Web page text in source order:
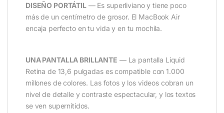
DISEÑO PORTÁTIL— Es superliviano y tiene poco
más de un centímetro de grosor. El MacBook Air
encaja perfecto en tu vida y en tu mochila.
UNA PANTALLA BRILLANTE — La pantalla Liquid
Retina de 13,6 pulgadas es compatible con 1.000
millones de colores. Las fotos y los videos cobran un
nivel de detalle y contraste espectacular, y los textos
se ven supernítidos.